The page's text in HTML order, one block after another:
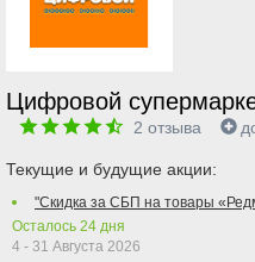
Цифровой
2 отзыва
Текущие и будущие акции:
"Скидка за СБП на товары
Осталось 24 дня
4 - 31 Августа 2026